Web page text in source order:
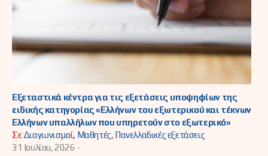
Εξεταστικά κέντρα για τις εξετάσεις υποψηφίων της
ειδικής κατηγορίας «Ελλήνων του εξωτερικού και τέκνων
Ελλήνων υπαλλήλων που υπηρετούν στο εξωτερικό»
ΣεΔιαγωνισμοί, Μαθητές, Πανελλαδικές εξετάσεις
31 Ιουλίου, 2026 -